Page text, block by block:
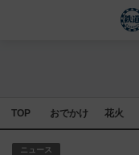
TOP おでかけ 花火
ニュース